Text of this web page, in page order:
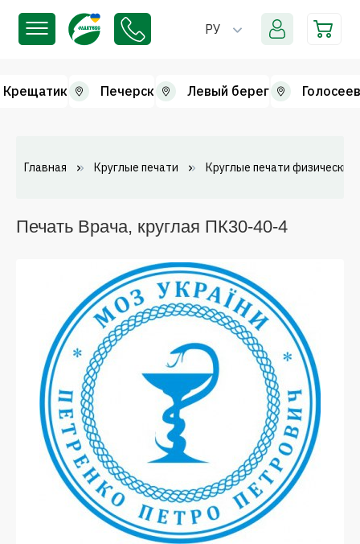
РУ
Крещатик Печерск Левый берег
Главная Круглые печати Круглые печати физических
Печать Врача, круглая ПК30-40-4